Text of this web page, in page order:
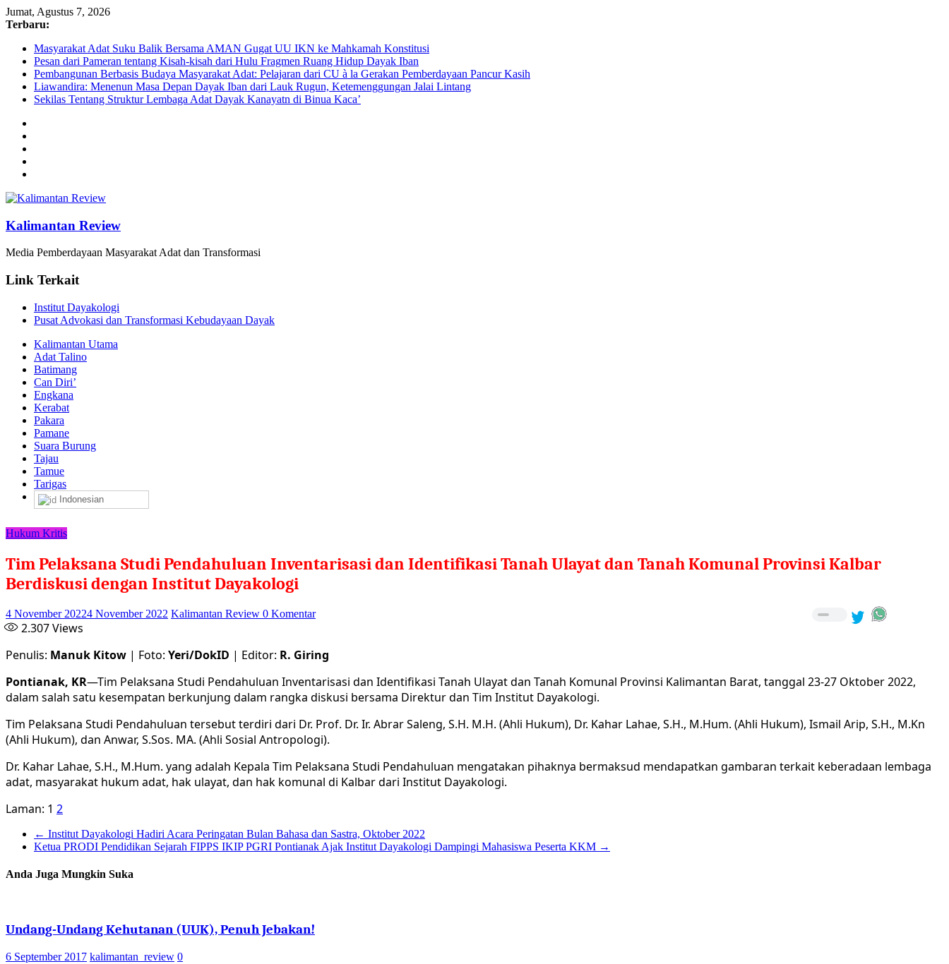
Jumat, Agustus 7, 2026
Terbaru:
Masyarakat Adat Suku Balik Bersama AMAN Gugat UU IKN ke Mahkamah Konstitusi
Pesan dari Pameran tentang Kisah-kisah dari Hulu Fragmen Ruang Hidup Dayak Iban
Pembangunan Berbasis Budaya Masyarakat Adat: Pelajaran dari CU à la Gerakan Pemberdayaan Pancur Kasih
Liawandira: Menenun Masa Depan Dayak Iban dari Lauk Rugun, Ketemenggungan Jalai Lintang
Sekilas Tentang Struktur Lembaga Adat Dayak Kanayatn di Binua Kaca’
Kalimantan Review
Media Pemberdayaan Masyarakat Adat dan Transformasi
Link Terkait
Institut Dayakologi
Pusat Advokasi dan Transformasi Kebudayaan Dayak
Kalimantan Utama
Adat Talino
Batimang
Can Diri’
Engkana
Kerabat
Pakara
Pamane
Suara Burung
Tajau
Tamue
Tarigas
Indonesian
Hukum Kritis
Tim Pelaksana Studi Pendahuluan Inventarisasi dan Identifikasi Tanah Ulayat dan Tanah Komunal Provinsi Kalbar
Berdiskusi dengan Institut Dayakologi
4 November 20224 November 2022 Kalimantan Review 0 Komentar
2.307Views
Penulis: Manuk Kitow | Foto: Yeri/DokID | Editor: R. Giring
Pontianak, KR—Tim Pelaksana Studi Pendahuluan Inventarisasi dan Identifikasi Tanah Ulayat dan Tanah Komunal Provinsi Kalimantan Barat, tanggal 23-27 Oktober 2022,
dalam salah satu kesempatan berkunjung dalam rangka diskusi bersama Direktur dan Tim Institut Dayakologi.
Tim Pelaksana Studi Pendahuluan tersebut terdiri dari Dr. Prof. Dr. Ir. Abrar Saleng, S.H. M.H. (Ahli Hukum), Dr. Kahar Lahae, S.H., M.Hum. (Ahli Hukum), Ismail Arip, S.H., M.Kn
(Ahli Hukum), dan Anwar, S.Sos. MA. (Ahli Sosial Antropologi).
Dr. Kahar Lahae, S.H., M.Hum. yang adalah Kepala Tim Pelaksana Studi Pendahuluan mengatakan pihaknya bermaksud mendapatkan gambaran terkait keberadaan lembaga
adat, masyarakat hukum adat, hak ulayat, dan hak komunal di Kalbar dari Institut Dayakologi.
Laman: 1 2
← Institut Dayakologi Hadiri Acara Peringatan Bulan Bahasa dan Sastra, Oktober 2022
Ketua PRODI Pendidikan Sejarah FIPPS IKIP PGRI Pontianak Ajak Institut Dayakologi Dampingi Mahasiswa Peserta KKM →
Anda Juga Mungkin Suka
Undang-Undang Kehutanan (UUK), Penuh Jebakan!
6 September 2017 kalimantan_review 0